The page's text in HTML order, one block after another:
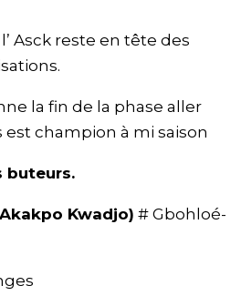
Asck reste en tête des
la fin de la phase aller
est champion à mi saison
buteurs.
Akakpo Kwadjo) # Gbohloé-